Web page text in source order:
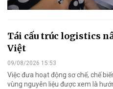
Tái cấu trúc logistics
Việt
09/08/2026 15:53
Việc đưa hoạt động sơ chế, chế
vùng nguyên liệu được xem là